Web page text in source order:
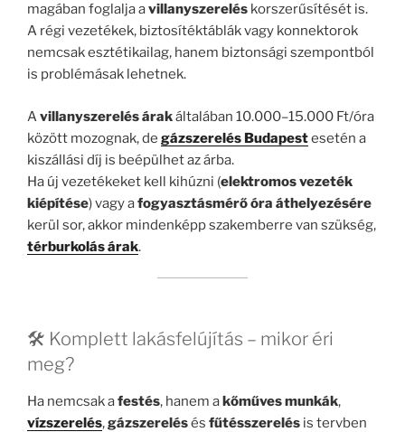
magában foglalja avillanyszerelés korszerűsítését is.
A régi vezetékek, biztosítéktáblák vagy konnektorok
nemcsak esztétikailag, hanem biztonsági szempontból
is problémásak lehetnek.
Avillanyszerelés árakáltalában 10.000–15.000 Ft/óra
között mozognak, de gázszerelés Budapestesetén a
kiszállási díj is beépülhet az árba.
Ha új vezetékeket kell kihúzni (elektromos vezeték
kiépítése) vagy afogyasztásmérő óra áthelyezésére
kerül sor, akkor mindenképp szakemberre van szükség,
térburkolás árak.
🛠️ Komplett lakásfelújítás – mikor éri
meg?
Ha nemcsak afestés, hanem akőműves munkák,
vízszerelés,gázszerelésés fűtésszerelés is tervben